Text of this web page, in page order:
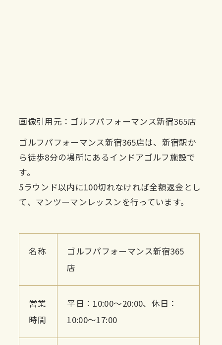
画像引用元：ゴルフパフォーマンス新宿365店
ゴルフパフォーマンス新宿365店は、新宿駅か
ら徒歩8分の場所にあるインドアゴルフ施設で
す。
5ラウンド以内に100切れなければ全額返金とし
て、マンツーマンレッスンを行っています。
名称
ゴルフパフォーマンス新宿365
店
営業
時間
平日：10:00〜20:00、休日：
10:00〜17:00